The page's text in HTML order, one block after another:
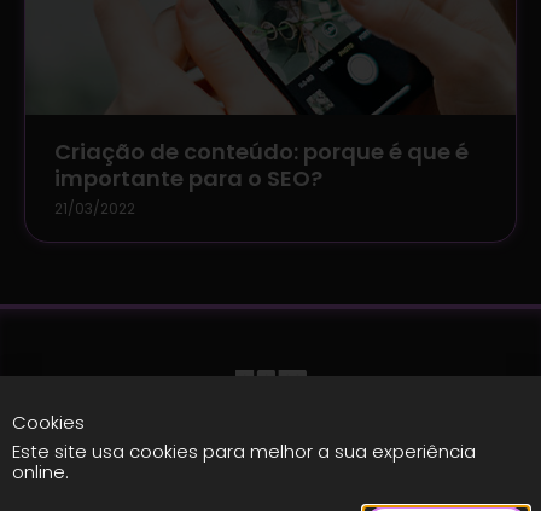
Criação de conteúdo: porque é que é
importante para o SEO?
21/03/2022
Agência Contactos
Cookies
Este site usa cookies para melhor a sua experiência
online.